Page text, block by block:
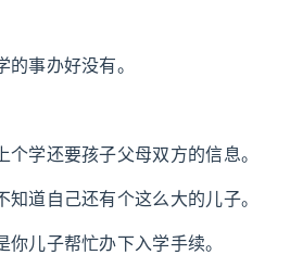
事办好没有。
学还要孩子父母双方的信息。
知道自己还有个这么大的儿子。
儿子帮忙办下入学手续。